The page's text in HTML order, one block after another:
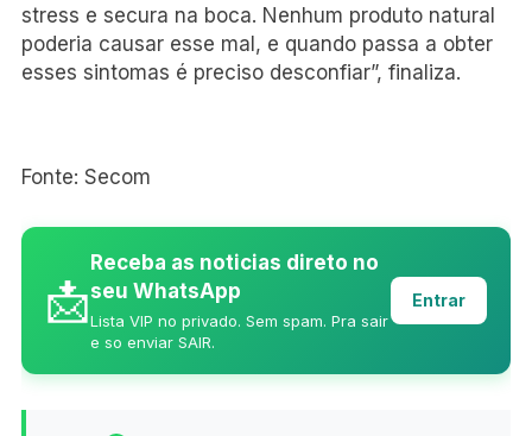
stress e secura na boca. Nenhum produto natural
poderia causar esse mal, e quando passa a obter
esses sintomas é preciso desconfiar”, finaliza.
Fonte: Secom
📩
Receba as noticias direto no
seu WhatsApp
Lista VIP no privado. Sem spam. Pra sair
e so enviar SAIR.
Entrar